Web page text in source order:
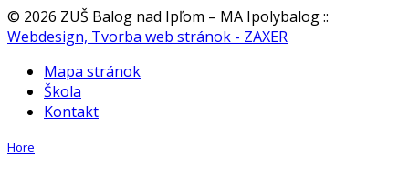
© 2026 ZUŠ Balog nad Ipľom – MA Ipolybalog::
Webdesign, Tvorba web stránok - ZAXER
Mapa stránok
Škola
Kontakt
Hore